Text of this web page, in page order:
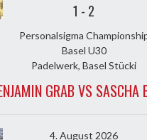
1 - 2
Personalsigma
Basel U30
Padelwerk, Basel Stücki
GRAB VS SASCHA
4. August 2026